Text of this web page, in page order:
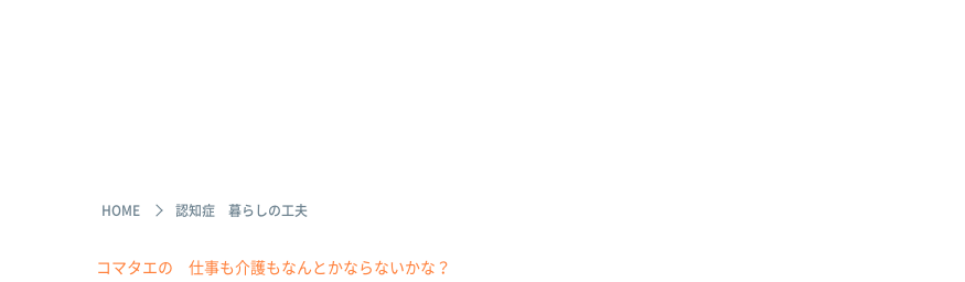
HOME 認知症 暮らしの工夫
コマタエの 仕事も介護もなんとかならないかな？